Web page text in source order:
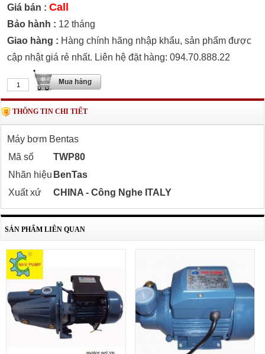
Giá bán : Call
Bảo hành : 12 tháng
Giao hàng : Hàng chính hãng nhập khẩu, sản phẩm được
cập nhật giá rẻ nhất. Liên hệ đặt hàng: 094.70.888.22
THÔNG TIN CHI TIẾT
Máy bơm Bentas
Mã số
TWP80
Nhãn hiệu BenTas
Xuất xứ
CHINA - Công Nghe ITALY
SẢN PHẨM LIÊN QUAN